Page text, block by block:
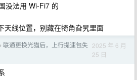
没法用 Wi-Fi7 的
天线位置，别藏在犄角旮旯里面
› 联通更换光猫后，上行提速包失 2025 年 6 月
25 日